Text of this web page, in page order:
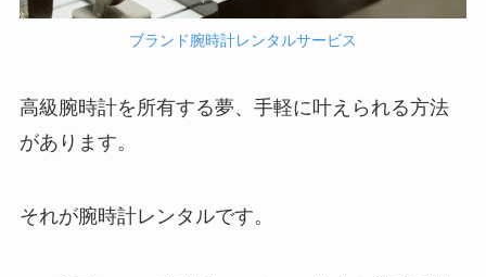
ブランド腕時計レンタルサービス
高級腕時計を所有する夢、手軽に叶えられる方法
があります。
それが腕時計レンタルです。